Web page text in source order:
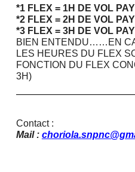
*1 FLEX = 1H DE VOL
*2 FLEX = 2H DE VOL
*3 FLEX = 3H DE VOL
BIEN ENTENDU……EN
LES HEURES DU FLEX
FONCTION DU FLEX
3H)
Contact :
Mail :